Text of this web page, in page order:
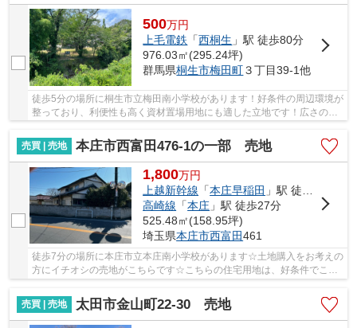
500万円
上毛電鉄 「西桐生 」駅 徒歩80分
976.03㎡(295.24坪)
群馬県桐生市梅田町３丁目39-1他
徒歩5分の場所に桐生市立梅田南小学校があります！好条件の周辺環境が
整っており、利便性も高く資材置場用地にも適した立地です！広さの心
売買 | 売地
本庄市西富田476-1の一部 売地
1,800万円
上越新幹線 「本庄早稲田 」駅 徒歩21分
高崎線 「本庄 」駅 徒歩27分
525.48㎡(158.95坪)
埼玉県本庄市西富田461
徒歩7分の場所に本庄市立本庄南小学校があります☆土地購入をお考えの
方にイチオシの売地がこちらです☆こちらの住宅用地は、好条件でこれ
売買 | 売地
太田市金山町22-30 売地